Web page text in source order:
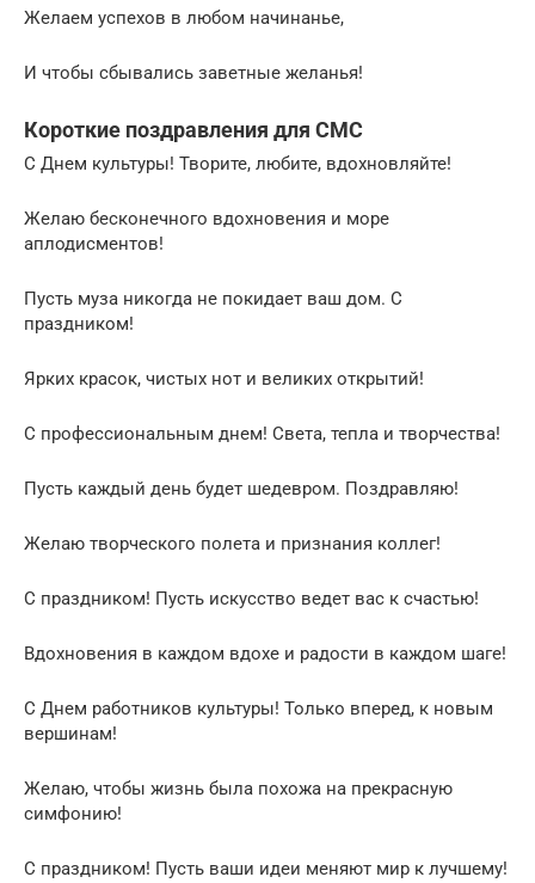
Желаем успехов в любом начинанье,
И чтобы сбывались заветные желанья!
Короткие поздравления для СМС
С Днем культуры! Творите, любите, вдохновляйте!
Желаю бесконечного вдохновения и море
аплодисментов!
Пусть муза никогда не покидает ваш дом. С
праздником!
Ярких красок, чистых нот и великих открытий!
С профессиональным днем! Света, тепла и творчества!
Пусть каждый день будет шедевром. Поздравляю!
Желаю творческого полета и признания коллег!
С праздником! Пусть искусство ведет вас к счастью!
Вдохновения в каждом вдохе и радости в каждом шаге!
С Днем работников культуры! Только вперед, к новым
вершинам!
Желаю, чтобы жизнь была похожа на прекрасную
симфонию!
С праздником! Пусть ваши идеи меняют мир к лучшему!